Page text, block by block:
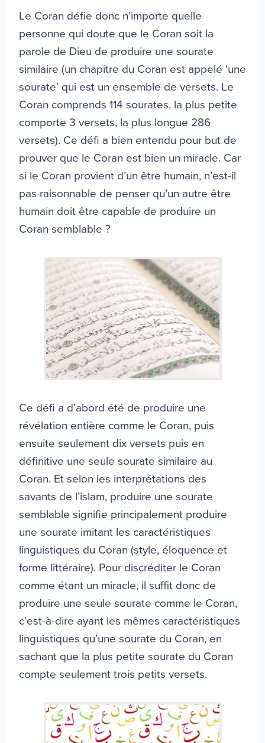
Le Coran défie donc n’importe quelle
personne qui doute que le Coran soit la
parole de Dieu de produire une sourate
similaire (un chapitre du Coran est appelé ‘une
sourate’ qui est un ensemble de versets. Le
Coran comprends 114 sourates, la plus petite
comporte 3 versets, la plus longue 286
versets). Ce défi a bien entendu pour but de
prouver que le Coran est bien un miracle. Car
si le Coran provient d’un être humain, n’est-il
pas raisonnable de penser qu’un autre être
humain doit être capable de produire un
Coran semblable ?
Ce défi a d’abord été de produire une
révélation entière comme le Coran, puis
ensuite seulement dix versets puis en
définitive une seule sourate similaire au
Coran. Et selon les interprétations des
savants de l’islam, produire une sourate
semblable signifie principalement produire
une sourate imitant les caractéristiques
linguistiques du Coran (style, éloquence et
forme littéraire). Pour discréditer le Coran
comme étant un miracle, il suffit donc de
produire une seule sourate comme le Coran,
c’est-à-dire ayant les mêmes caractéristiques
linguistiques qu’une sourate du Coran, en
sachant que la plus petite sourate du Coran
compte seulement trois petits versets.